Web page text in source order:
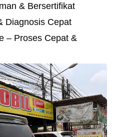
& Bersertifikat
Diagnosis Cepat
– Proses Cepat &